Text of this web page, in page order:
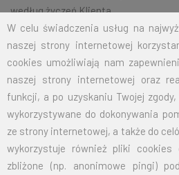
W celu świadczenia usług na
naszej strony internetowej
cookies umożliwiają nam
naszej strony internetowej oraz
funkcji, a po uzyskaniu Twojej
wykorzystywane do dokonywania
ze strony internetowej, a także do
wykorzystuje również pliki
zbliżone (np. anonimowe pingi)
według życzeń Klienta.
Na życzenie klienta jesteśmy w
flagi. Przy zamówieniu większej ilości
indywidualnie.
ROZMIAR CENA NETTO
70X110 32,50